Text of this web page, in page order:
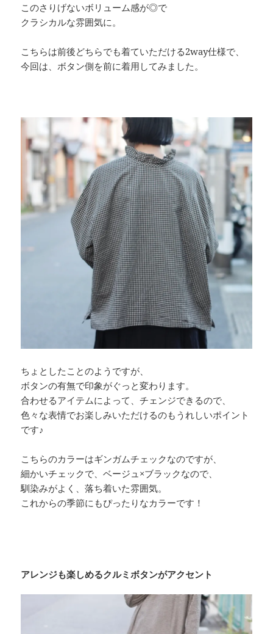
このさりげないボリューム感が◎で
クラシカルな雰囲気に。
こちらは前後どちらでも着ていただける2way仕様で、
今回は、ボタン側を前に着用してみました。
ちょとしたことのようですが、
ボタンの有無で印象がぐっと変わります。
合わせるアイテムによって、チェンジできるので、
色々な表情でお楽しみいただけるのもうれしいポイント
です♪
こちらのカラーはギンガムチェックなのですが、
細かいチェックで、ベージュ×ブラックなので、
馴染みがよく、落ち着いた雰囲気。
これからの季節にもぴったりなカラーです！
アレンジも楽しめるクルミボタンがアクセント